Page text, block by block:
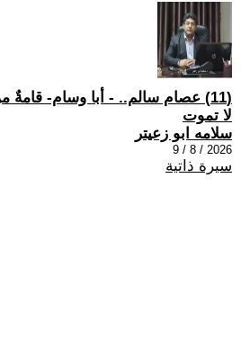
(11) عصام سالم.. - أبا وسام- قامةٌ
لا تموت
سلامه ابو زعيتر
2026 / 8 / 9
سيرة ذاتية